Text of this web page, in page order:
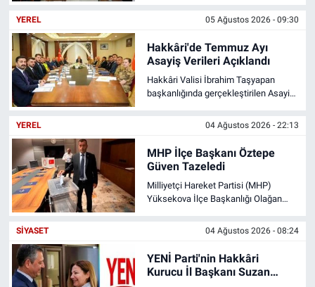
kavganın ardından Marufi ve Bilicani
arasında başlayan husumet, Pinyanişi
Aşiret Lideri Orhan Pirozbeyoğlu'nun
girişimleriyle barışla sonuçlandı.
YEREL 05 Ağustos 2026 - 09:30
Hakkâri'de Temmuz Ayı
Asayiş Verileri Açıklandı
Hakkâri Valisi İbrahim Taşyapan
başkanlığında gerçekleştirilen Asayiş
Toplantısı'nda temmuz ayına ilişkin
güvenlik verileri paylaşıldı. Kasten
yaralama ve dolandırıcılık olaylarında
düşüş yaşanırken, çeşitli suçlardan
aranan 315 kişi güvenlik güçlerince
yakalandı.
YEREL 04 Ağustos 2026 - 22:13
MHP İlçe Başkanı Öztepe
Güven Tazeledi
Milliyetçi Hareket Partisi (MHP)
Yüksekova İlçe Başkanlığı Olağan
Öztepe, delegelerin oylarıyla yeniden
ilçe başkanlığı görevine seçildi.
SIYASET 04 Ağustos 2026 - 08:24
YENİ Parti'nin Hakkâri
Kurucu İl Başkanı Suzan